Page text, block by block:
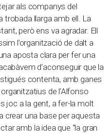
als companys del
trobada llarga amb ell. La
però ens va agradar. Ell
l’organització de dalt a
aposta clara per fer una
d’aconseguir que la
contenta, amb ganes
de l’Alfonso
joc a la gent, a fer-la molt
crear una base per aquesta
amb la idea que “la gran